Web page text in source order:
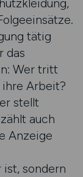
tätig
das
Wer tritt
Arbeit?
stellt
auch
Anzeige
ist, sondern